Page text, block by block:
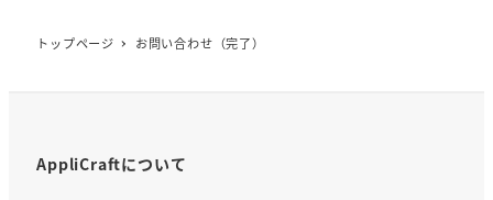
トップページ お問い合わせ（完了）
AppliCraftについて